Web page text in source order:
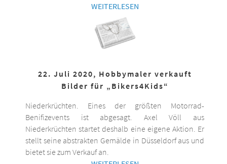
WEITERLESEN
22. Juli 2020, Hobbymaler verkauft
Bilder für „Bikers4Kids“
Niederkrüchten. Eines der größten Motorrad-
Benifizevents ist abgesagt. Axel Völl aus
Niederkrüchten startet deshalb eine eigene Aktion. Er
stellt seine abstrakten Gemälde in Düsseldorf aus und
bietet sie zum Verkauf an.